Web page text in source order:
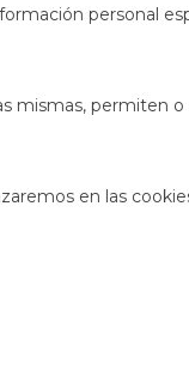
personal
mismas, permiten
en las